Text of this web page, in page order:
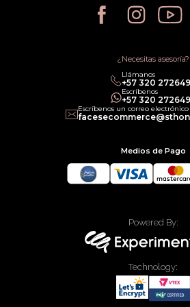
Política de Privacidad
Política de Cancelación
Política legal de Gift Cards¿Necesitas asesoría?
Llámanos
‎+57 320
Escríbenos
‎+57 320
Escríbenos un correo electrónico
Medios de Pago
Powered By:
Technology: